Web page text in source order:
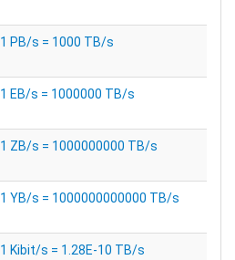
1 PB/s = 1000 TB/s
1 EB/s = 1000000 TB/s
1 ZB/s = 1000000000 TB/s
1 YB/s = 1000000000000 TB/s
1 Kibit/s = 1.28E-10 TB/s